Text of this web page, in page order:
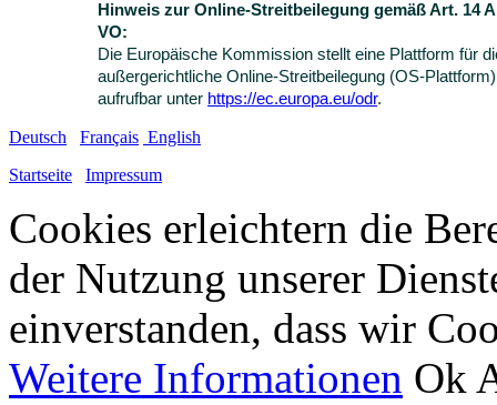
Hinweis zur Online-Streitbeilegung gemäß Art. 14
VO:
Die Europäische Kommission stellt eine Plattform für
außergerichtliche Online-Streitbeilegung (OS-
aufrufbar unter https://ec.europa.eu/odr.
Deutsch Français English
Startseite
Impressum
Cookies erleichtern die
der Nutzung unserer
einverstanden, dass wir
Weitere Informationen Ok